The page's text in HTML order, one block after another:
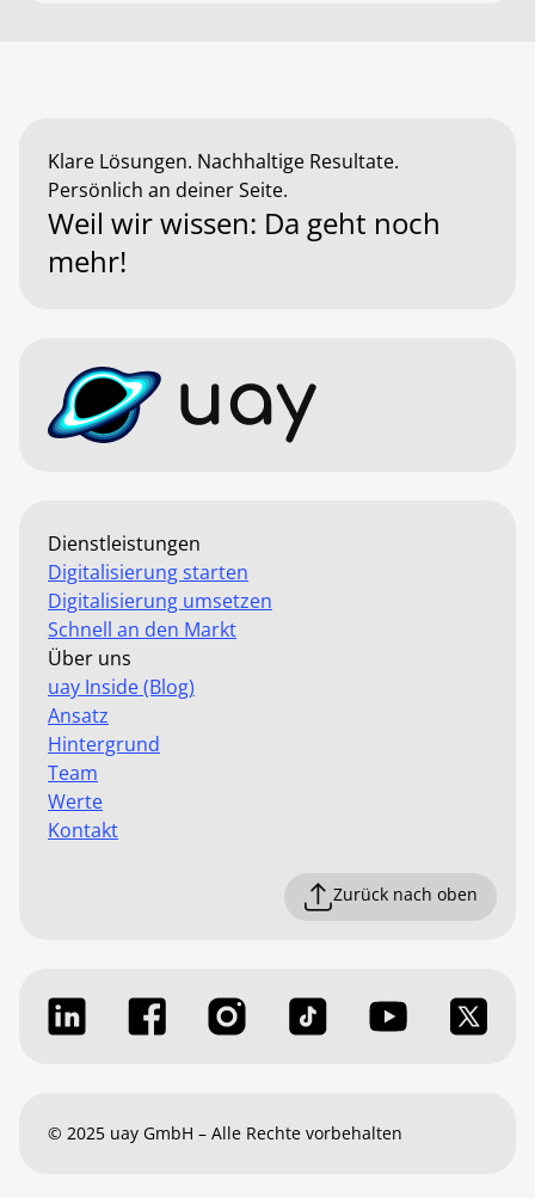
Klare Lösungen. Nachhaltige Resultate.
Persönlich an deiner Seite.
Weil wir wissen: Da geht noch
mehr!
Dienstleistungen
Digitalisierung starten
Digitalisierung umsetzen
Schnell an den Markt
Über uns
uay Inside (Blog)
Ansatz
Hintergrund
Team
Werte
Kontakt
Zurück nach oben
© 2025 uay GmbH – Alle Rechte vorbehalten